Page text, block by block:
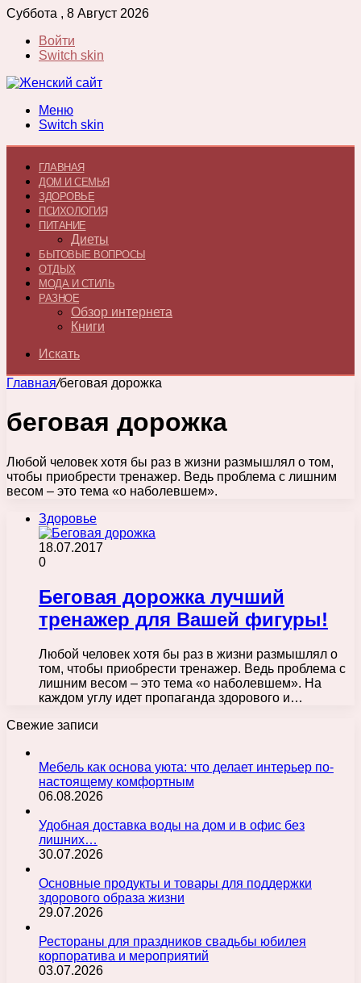
Суббота , 8 Август 2026
Войти
Switch skin
Меню
Switch skin
ГЛАВНАЯ
ДОМ И СЕМЬЯ
ЗДОРОВЬЕ
ПСИХОЛОГИЯ
ПИТАНИЕ
Диеты
БЫТОВЫЕ ВОПРОСЫ
ОТДЫХ
МОДА И СТИЛЬ
РАЗНОЕ
Обзор интернета
Книги
Искать
Главная/беговая дорожка
беговая дорожка
Любой человек хотя бы раз в жизни размышлял о том,
чтобы приобрести тренажер. Ведь проблема с лишним
весом – это тема «о наболевшем».
Здоровье
18.07.2017
0
Беговая дорожка лучший
тренажер для Вашей фигуры!
Любой человек хотя бы раз в жизни размышлял о
том, чтобы приобрести тренажер. Ведь проблема с
лишним весом – это тема «о наболевшем». На
каждом углу идет пропаганда здорового и…
Свежие записи
Мебель как основа уюта: что делает интерьер по-
настоящему комфортным
06.08.2026
Удобная доставка воды на дом и в офис без
лишних…
30.07.2026
Основные продукты и товары для поддержки
здорового образа жизни
29.07.2026
Рестораны для праздников свадьбы юбилея
корпоратива и мероприятий
03.07.2026